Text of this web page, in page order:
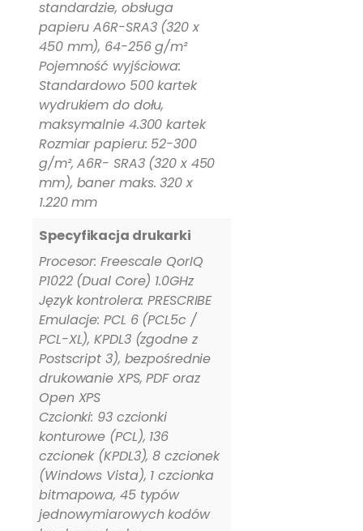
standardzie, obsługa
papieru A6R-SRA3 (320 x
450 mm), 64-256 g/m²
Pojemność wyjściowa:
Standardowo 500 kartek
wydrukiem do dołu,
maksymalnie 4.300 kartek
Rozmiar papieru: 52-300
g/m², A6R- SRA3 (320 x 450
mm), baner maks. 320 x
1.220 mm
Specyfikacja drukarki
Procesor: Freescale QorIQ
P1022 (Dual Core) 1.0GHz
Język kontrolera: PRESCRIBE
Emulacje: PCL 6 (PCL5c /
PCL-XL), KPDL3 (zgodne z
Postscript 3), bezpośrednie
drukowanie XPS, PDF oraz
Open XPS
Czcionki: 93 czcionki
konturowe (PCL), 136
czcionek (KPDL3), 8 czcionek
(Windows Vista), 1 czcionka
bitmapowa, 45 typów
jednowymiarowych kodów